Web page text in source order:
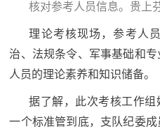
范
英
雄
模
退
役
军
核对参考人员信息。贵上
理论考核现场，参考人
治、法规条令、军事基础和
人员的理论素养和知识储备。
据了解，此次考核工作组
一个标准管到底，支队纪委